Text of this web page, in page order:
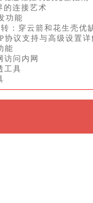
心进行备份，以防
我们能够放心地将
光 在社交媒体和
，你可以将照片集
的连接艺术
功能
：穿云箭和花生壳优
协议支持与高级设置详
能
访问内网
工具